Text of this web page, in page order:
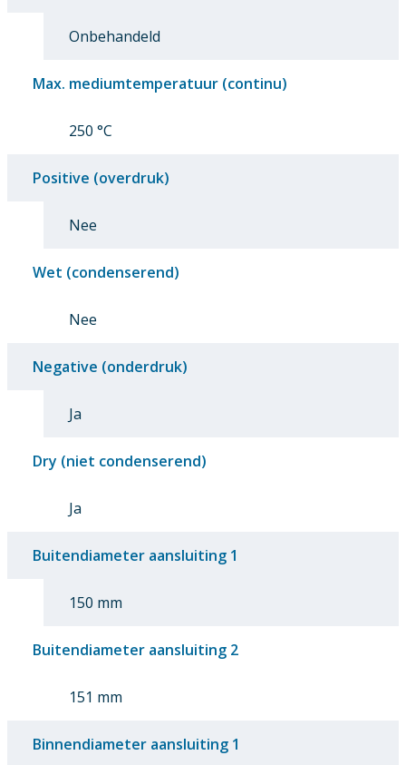
Onbehandeld
Max. mediumtemperatuur (continu)
250 °C
Positive (overdruk)
Nee
Wet (condenserend)
Nee
Negative (onderdruk)
Ja
Dry (niet condenserend)
Ja
Buitendiameter aansluiting 1
150 mm
Buitendiameter aansluiting 2
151 mm
Binnendiameter aansluiting 1